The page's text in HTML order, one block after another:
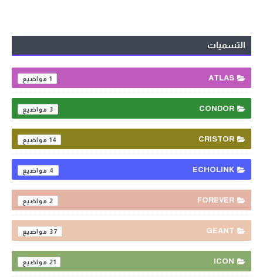
التسميات
ATLAS
1
CONDOR
3
CRISTOR
14
ECHOLINK
4
FOREVER
2
GEANT
37
ICON
21